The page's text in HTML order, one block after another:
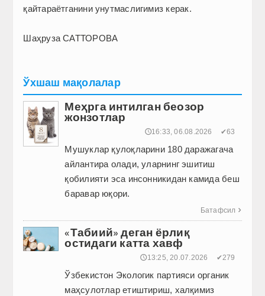
қайтараётганини унутмаслигимиз керак.
Шаҳруза САТТОРОВА
Ўхшаш мақолалар
Меҳрга интилган беозор
жонзотлар
🕔16:33, 06.08.2026 ✔63
Мушуклар қулоқларини 180 даражагача
айлантира олади, уларнинг эшитиш
қобилияти эса инсонникидан камида беш
баравар юқори.
Батафсил 
«Табиий» деган ёрлиқ
остидаги катта хавф
🕔13:25, 20.07.2026 ✔279
Ўзбекистон Экологик партияси органик
маҳсулотлар етиштириш, халқимиз